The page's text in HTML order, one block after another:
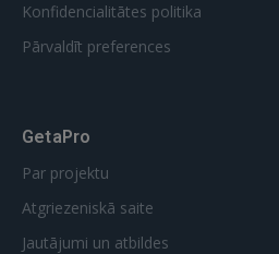
Konfidencialitātes politika
Pārvaldīt preferences
GetaPro
Par projektu
Atgriezeniskā saite
Jautājumi un atbildes